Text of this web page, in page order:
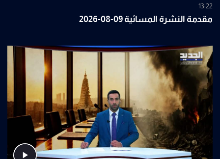
13:22
مقدمة النشرة المسائية 09-08-2026